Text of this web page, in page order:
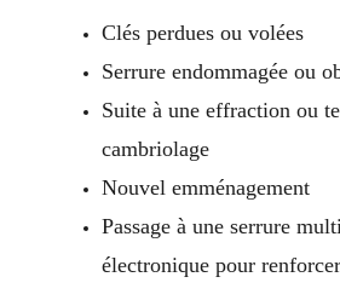
Clés perdues ou volées
Serrure endommagée ou
Suite à une effraction ou
cambriolage
Nouvel emménagement
Passage à une serrure
électronique pour